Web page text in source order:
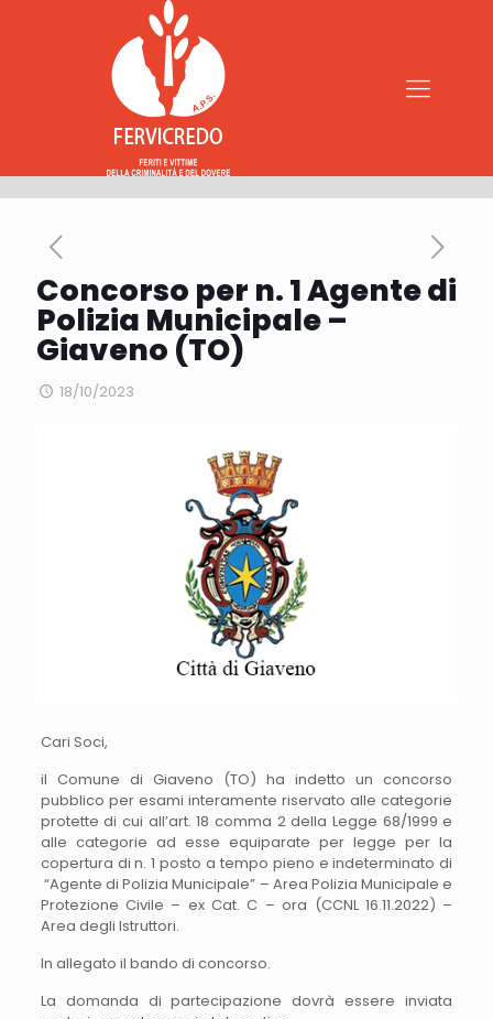
Concorso per n. 1 Agente di
Polizia Municipale –
Giaveno (TO)
18/10/2023
Cari Soci,
il Comune di Giaveno (TO) ha indetto un concorso
pubblico per esami interamente riservato alle categorie
protette di cui all’art. 18 comma 2 della Legge 68/1999 e
alle categorie ad esse equiparate per legge per la
copertura di n. 1 posto a tempo pieno e indeterminato di
“Agente di Polizia Municipale” – Area Polizia Municipale e
Protezione Civile – ex Cat. C – ora (CCNL 16.11.2022) –
Area degli Istruttori.
In allegato il bando di concorso.
La domanda di partecipazione dovrà essere inviata